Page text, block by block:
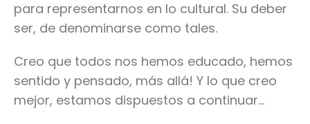
para representarnos en lo cultural. Su deber
ser, de denominarse como tales.
Creo que todos nos hemos educado, hemos
sentido y pensado, más allá! Y lo que creo
mejor, estamos dispuestos a continuar…